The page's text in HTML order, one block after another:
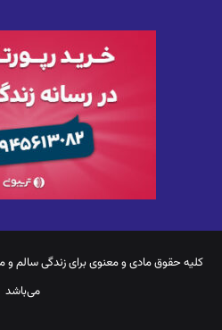
کلیه حقوق مادی و معنوی برایزندگی سالم و
می‌باشد